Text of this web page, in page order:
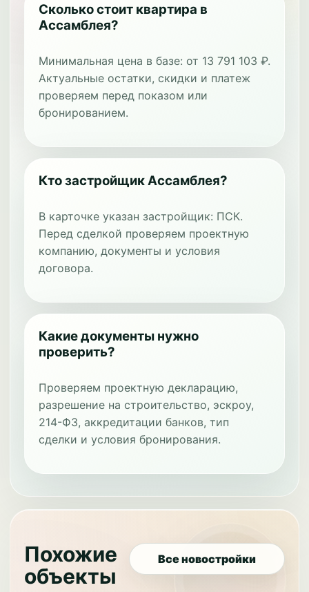
Сколько стоит квартира в
Ассамблея?
Минимальная цена в базе: от 13 791 103 ₽.
Актуальные остатки, скидки и платеж
проверяем перед показом или
бронированием.
Кто застройщик Ассамблея?
В карточке указан застройщик: ПСК.
Перед сделкой проверяем проектную
компанию, документы и условия
договора.
Какие документы нужно
проверить?
Проверяем проектную декларацию,
разрешение на строительство, эскроу,
214-ФЗ, аккредитации банков, тип
сделки и условия бронирования.
Похожие
объекты
Все новостройки